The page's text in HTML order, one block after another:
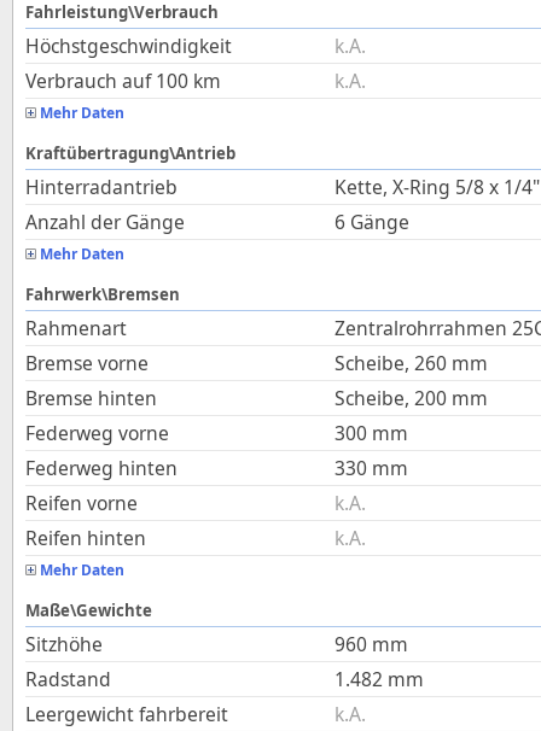
Fahrleistung\Verbrauch
Höchstgeschwindigkeit
k.A.
Verbrauch auf 100 km
k.A.
Mehr Daten
Kraftübertragung\Antrieb
Hinterradantrieb
Kette, X-Ring 5/8 x 1/4"
Anzahl der Gänge
6 Gänge
Mehr Daten
Fahrwerk\Bremsen
Rahmenart
Zentralrohrrahmen
Bremse vorne
Scheibe, 260 mm
Bremse hinten
Scheibe, 200 mm
Federweg vorne
300 mm
Federweg hinten
330 mm
Reifen vorne
k.A.
Reifen hinten
k.A.
Mehr Daten
Maße\Gewichte
Sitzhöhe 960 mm
Radstand
1.482 mm
Leergewicht fahrbereit
k.A.